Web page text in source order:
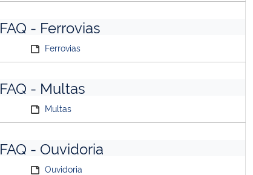
FAQ - Ferrovias
Ferrovias
FAQ - Multas
Multas
FAQ - Ouvidoria
Ouvidoria